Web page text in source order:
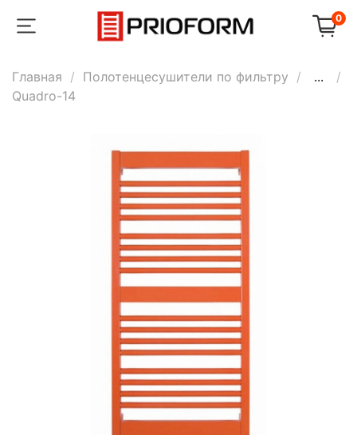
0
Главная Полотенцесушители по фильтру
...
Quadro-14